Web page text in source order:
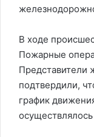
В ходе
Пожарные
Представители
подтвердили,
график